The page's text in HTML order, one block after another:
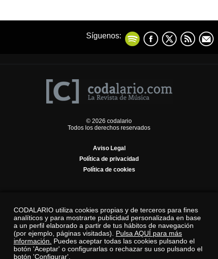
Síguenos:
© 2026 codalario
Todos los derechos reservados
Aviso Legal
Política de privacidad
Política de cookies
CODALARIO utiliza cookies propias y de terceros para fines
analíticos y para mostrarte publicidad personalizada en base
a un perfil elaborado a partir de tus hábitos de navegación
(por ejemplo, páginas visitadas). Pulsa AQUÍ para más
información.
Puedes aceptar todas las cookies pulsando el
botón 'Aceptar' o configurarlas o rechazar su uso pulsando el
botón 'Configurar'.